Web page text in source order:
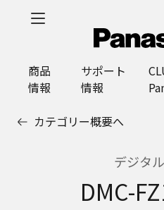
商品
情報
サポート
情報
カテゴリー概要へ
デジタ
DMC-